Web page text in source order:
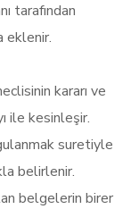
tarafından
eklenir.
kararı ve
ile kesinleşir.
suretiyle
belirlenir.
belgelerin birer